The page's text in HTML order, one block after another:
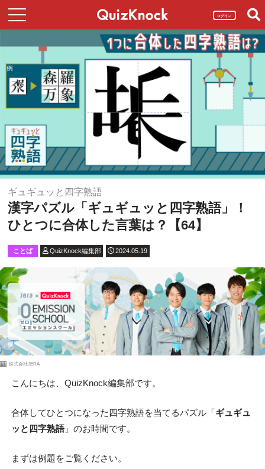
ログイン
ギュギュッと四字熟語
漢字パズル「ギュギュッと四字熟語」！
ひとつに合体した言葉は？【64】
ことば QuizKnock編集部 2024.05.19
PR 株式会社JERA
こんにちは、QuizKnock編集部です。
合体してひとつになった四字熟語を当てるパズル「ギュギュ
ッと四字熟語」のお時間です。
まずは例題をご覧ください。